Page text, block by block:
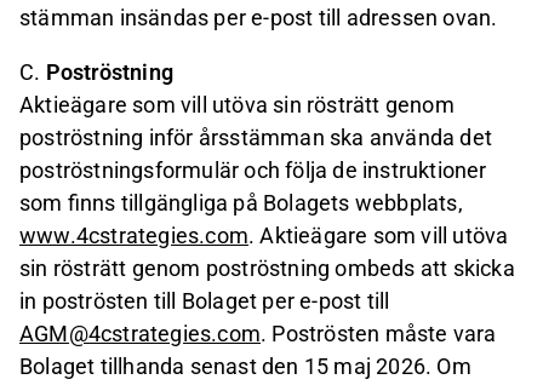
stämman insändas per e-post till adressen ovan.
C. Poströstning
Aktieägare som vill utöva sin rösträtt genom
poströstning inför årsstämman ska använda det
poströstningsformulär och följa de instruktioner
som finns tillgängliga på Bolagets webbplats,
www.4cstrategies.com. Aktieägare som vill utöva
sin rösträtt genom poströstning ombeds att skicka
in poströsten till Bolaget per e-post till
AGM@4cstrategies.com. Poströsten måste vara
Bolaget tillhanda senast den 15 maj 2026. Om